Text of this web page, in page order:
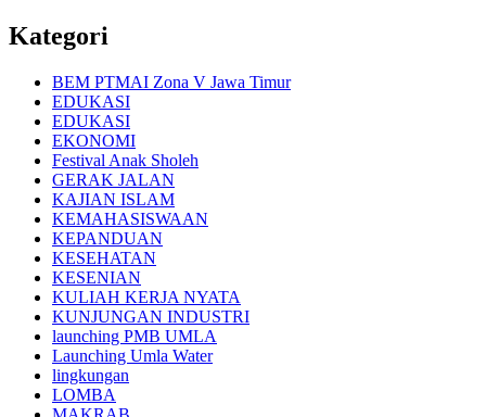
Kategori
BEM PTMAI Zona V Jawa Timur
EDUKASI
EDUKASI
EKONOMI
Festival Anak Sholeh
GERAK JALAN
KAJIAN ISLAM
KEMAHASISWAAN
KEPANDUAN
KESEHATAN
KESENIAN
KULIAH KERJA NYATA
KUNJUNGAN INDUSTRI
launching PMB UMLA
Launching Umla Water
lingkungan
LOMBA